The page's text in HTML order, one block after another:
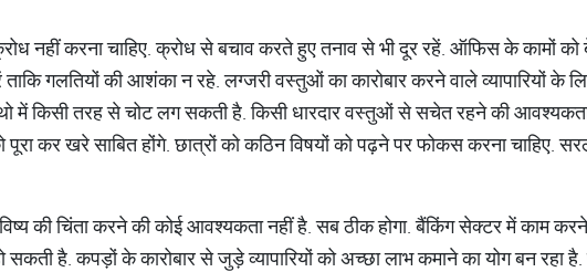
नहीं करना चाहिए. क्रोध से बचाव करते हुए तनाव से भी दूर रहें. ऑफिस के कामों
गलतियों की आशंका न रहे. लग्जरी वस्तुओं का कारोबार करने वाले व्यापारियों के
में किसी तरह से चोट लग सकती है. किसी धारदार वस्तुओं से सचेत रहने की आवश्यकता
कर खरे साबित होंगे. छात्रों को कठिन विषयों को पढ़ने पर फोकस करना चाहिए.
की चिंता करने की कोई आवश्यकता नहीं है. सब ठीक होगा. बैंकिंग सेक्टर में काम
सकती है. कपड़ों के कारोबार से जुड़े व्यापारियों को अच्छा लाभ कमाने का योग बन रहा है.